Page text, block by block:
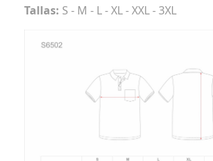
Tallas: S - M - L - XL - XXL - 3XL